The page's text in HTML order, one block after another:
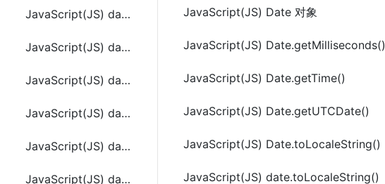
JavaScript(JS) date.getYear()
JavaScript(JS) date.setDate( dayValue )
JavaScript(JS) date.setFullYear(yearValue[, monthValue[, dayValue]])
JavaScript(JS) date.setHours(hoursValue[, minutesValue[, secondsValue[, msValue]]])
JavaScript(JS) date.setMilliseconds(millisecondsValue)
JavaScript(JS) date.setMinutes(minutesValue[, secondsValue[, msValue]])
JavaScript(JS) Date 对象
JavaScript(JS) Date.getMilliseconds()
JavaScript(JS) Date.getTime()
JavaScript(JS) Date.getUTCDate()
JavaScript(JS) Date.toLocaleString()
JavaScript(JS) date.toLocaleString()